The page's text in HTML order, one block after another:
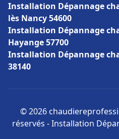
Installation Dépannage
lès Nancy 54600
Installation Dépannage
Hayange 57700
Installation Dépannage
38140
© 2026
réservés - Installation